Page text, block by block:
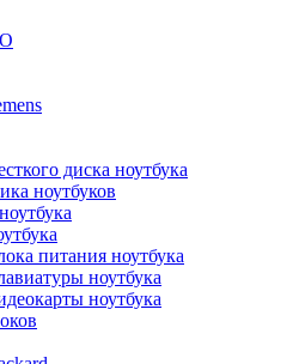
диска ноутбука
ноутбуков
питания ноутбука
ноутбука
ноутбука